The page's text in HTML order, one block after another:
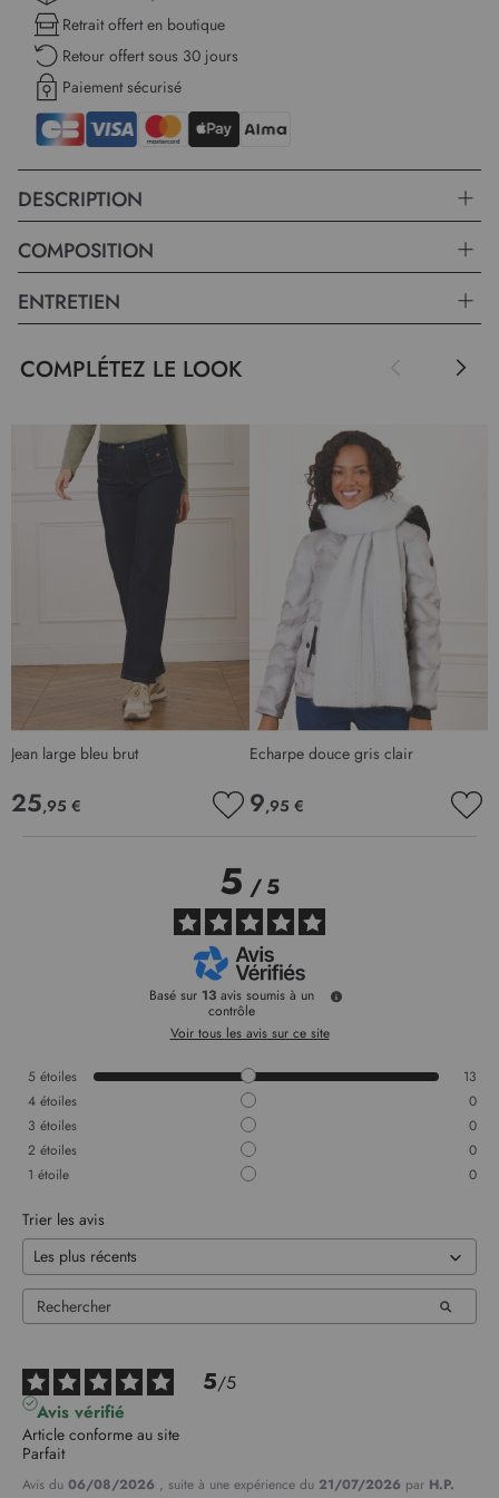
différents styles, que vous choisissiez de le porter avec des jeans
décontractés ou une jupe.
Retrait offert en boutique
Retour offert sous 30 jours
Paiement sécurisé
DESCRIPTION
COMPOSITION
ENTRETIEN
COMPLÉTEZ LE LOOK
Jean large bleu brut
25,95 €
MA
LISTE
D’ENVIE
Echarpe douce gris clair
9,95 €
5/5
Basé sur 13 avis soumis à un
contrôle
Voir tous les avis sur ce site
5 étoiles
13
4 étoiles
0
3 étoiles
0
2 étoiles
0
1 étoile 0
Trier les avis
5/5
Avis vérifié
Article conforme au site
Parfait
Avis du 06/08/2026 , suite à une expérience du 21/07/2026 par H.P.